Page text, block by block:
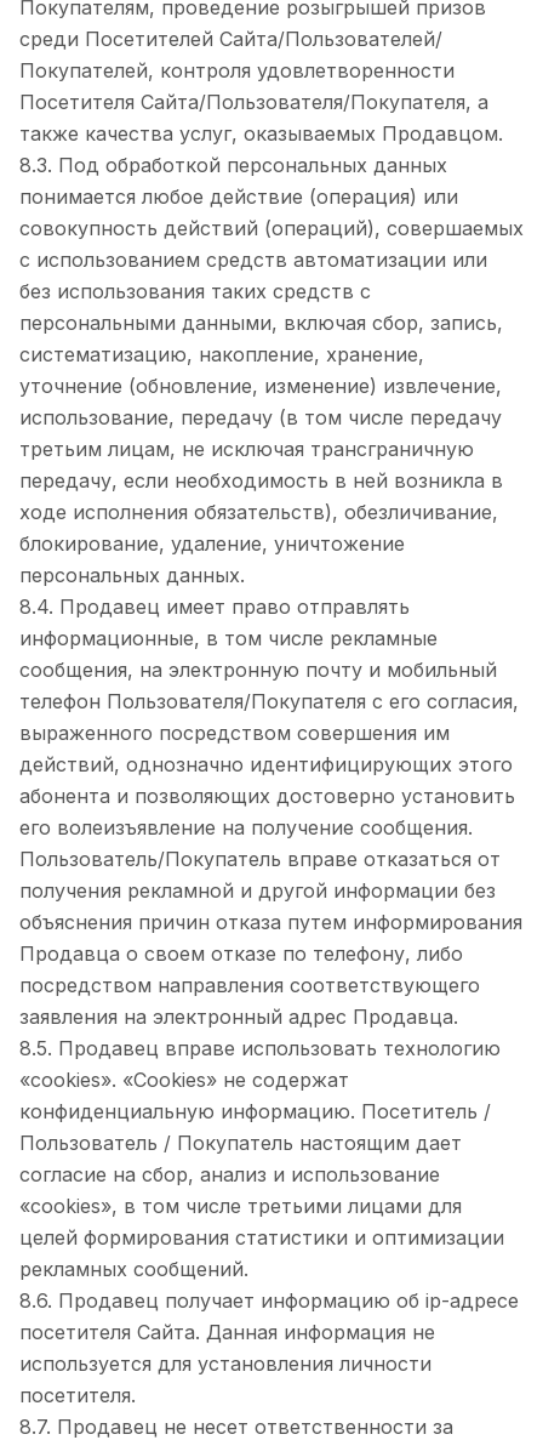
Покупателям, проведение розыгрышей призов
среди Посетителей Сайта/Пользователей/
Покупателей, контроля удовлетворенности
Посетителя Сайта/Пользователя/Покупателя, а
также качества услуг, оказываемых Продавцом.
8.3. Под обработкой персональных данных
понимается любое действие (операция) или
совокупность действий (операций), совершаемых
с использованием средств автоматизации или
без использования таких средств с
персональными данными, включая сбор, запись,
систематизацию, накопление, хранение,
уточнение (обновление, изменение) извлечение,
использование, передачу (в том числе передачу
третьим лицам, не исключая трансграничную
передачу, если необходимость в ней возникла в
ходе исполнения обязательств), обезличивание,
блокирование, удаление, уничтожение
персональных данных.
8.4. Продавец имеет право отправлять
информационные, в том числе рекламные
сообщения, на электронную почту и мобильный
телефон Пользователя/Покупателя с его согласия,
выраженного посредством совершения им
действий, однозначно идентифицирующих этого
абонента и позволяющих достоверно установить
его волеизъявление на получение сообщения.
Пользователь/Покупатель вправе отказаться от
получения рекламной и другой информации без
объяснения причин отказа путем информирования
Продавца о своем отказе по телефону, либо
посредством направления соответствующего
заявления на электронный адрес Продавца.
8.5. Продавец вправе использовать технологию
«cookies». «Cookies» не содержат
конфиденциальную информацию. Посетитель /
Пользователь / Покупатель настоящим дает
согласие на сбор, анализ и использование
«cookies», в том числе третьими лицами для
целей формирования статистики и оптимизации
рекламных сообщений.
8.6. Продавец получает информацию об ip-адресе
посетителя Сайта. Данная информация не
используется для установления личности
посетителя.
8.7. Продавец не несет ответственности за